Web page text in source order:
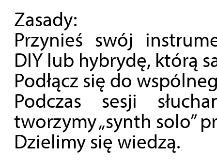
Zasady:
Przynieś swój
DIY lub hybrydę, którą
Podłącz się do
Podczas sesji
tworzymy „synth solo”
Dzielimy się wiedzą.